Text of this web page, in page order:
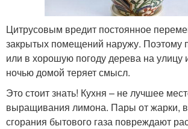
Цитрусовым вредит постоянное
закрытых помещений наружу. Поэтому
или в хорошую погоду дерева на улицу
ночью домой теряет смысл.
Это стоит знать! Кухня – не лучшее
выращивания лимона. Пары от жарки,
сгорания бытового газа повреждают